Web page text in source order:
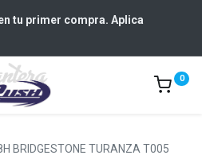
tu primer compra. Aplica
0
BRIDGESTONE TURANZA T005